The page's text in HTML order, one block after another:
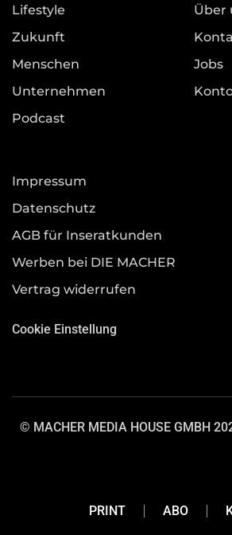
Lifestyle
Zukunft
Menschen
Unternehmen
Podcast
Über
Jobs
Impressum
Datenschutz
AGB für Inseratkunden
Werben bei DIE MACHER
Vertrag widerrufen
Cookie Einstellung
© MACHER MEDIA HOUSE GMBH
PRINT ABO